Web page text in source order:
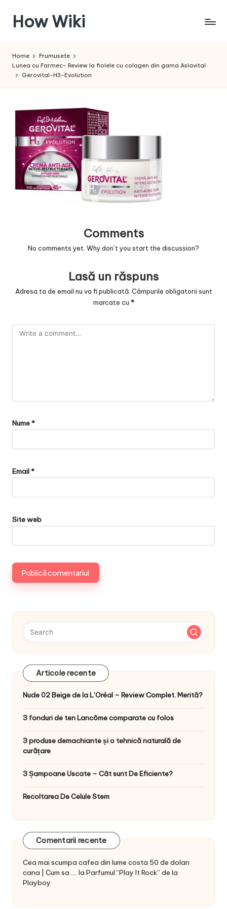
content
How Wiki
pentru
a
Home
Frumusete
Lunea cu Farmec- Review la fiolele cu colagen din gama Aslavital
Gerovital-H3-Evolution
Comments
No comments yet. Why don’t you start the discussion?
Lasă un răspuns
Adresa ta de email nu va fi publicată. Câmpurile obligatorii sunt
marcate cu *
Nume*
Email*
Site web
Articole recente
Nude 02 Beige de la L’Oréal – Review Complet. Merită?
3 fonduri de ten Lancôme comparate cu folos
3 produse demachiante și o tehnică naturală de
curățare
3 Șampoane Uscate – Cât sunt De Eficiente?
Recoltarea De Celule Stem
Comentarii recente
Cea mai scumpa cafea din lume costa 50 de dolari
cana | Cum sa .... la Parfumul “Play It Rock” de la
Playboy